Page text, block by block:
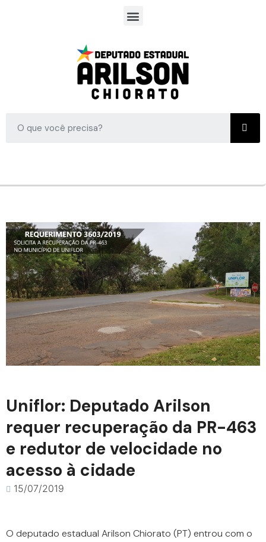
Uniflor: Deputado Arilson
requer recuperação da PR-463
e redutor de velocidade no
acesso à cidade
15/07/2019
O deputado estadual Arilson Chiorato (PT) entrou com o